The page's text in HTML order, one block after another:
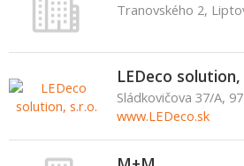
Tranovského 2,
LEDeco solution,
Sládkovičova 37/A,
www.LEDeco.sk